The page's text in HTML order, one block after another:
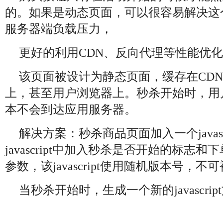
的。如果是动态页面，可以很容易解决
服务器端负载压力，
更好的利用CDN、反向代理等性能优
该页面被设计为静态页面，缓存在
上，甚至用户浏览器上。秒杀开始时，
本不会到达应用服务器。
解决方案：秒杀商品页面加入一个
javascript中加入秒杀是否开始的标志和
参数，该javascript使用随机版本号，不
当秒杀开始时，生成一个新的